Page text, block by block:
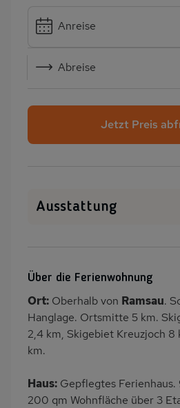
Anreise
Abreise
Jetzt Preis
Ausstattung
Balkon/Loggia
Dusche
Gäste WC
Herd (4 Kochfelder)
Panoramablick
Über die Ferienwohnung
Ort: Oberhalb von Ramsau.
Hanglage. Ortsmitte 5 km.
2,4 km, Skigebiet Kreuzjoch
km.
Haus: Gepflegtes
200 qm Wohnfläche über 3